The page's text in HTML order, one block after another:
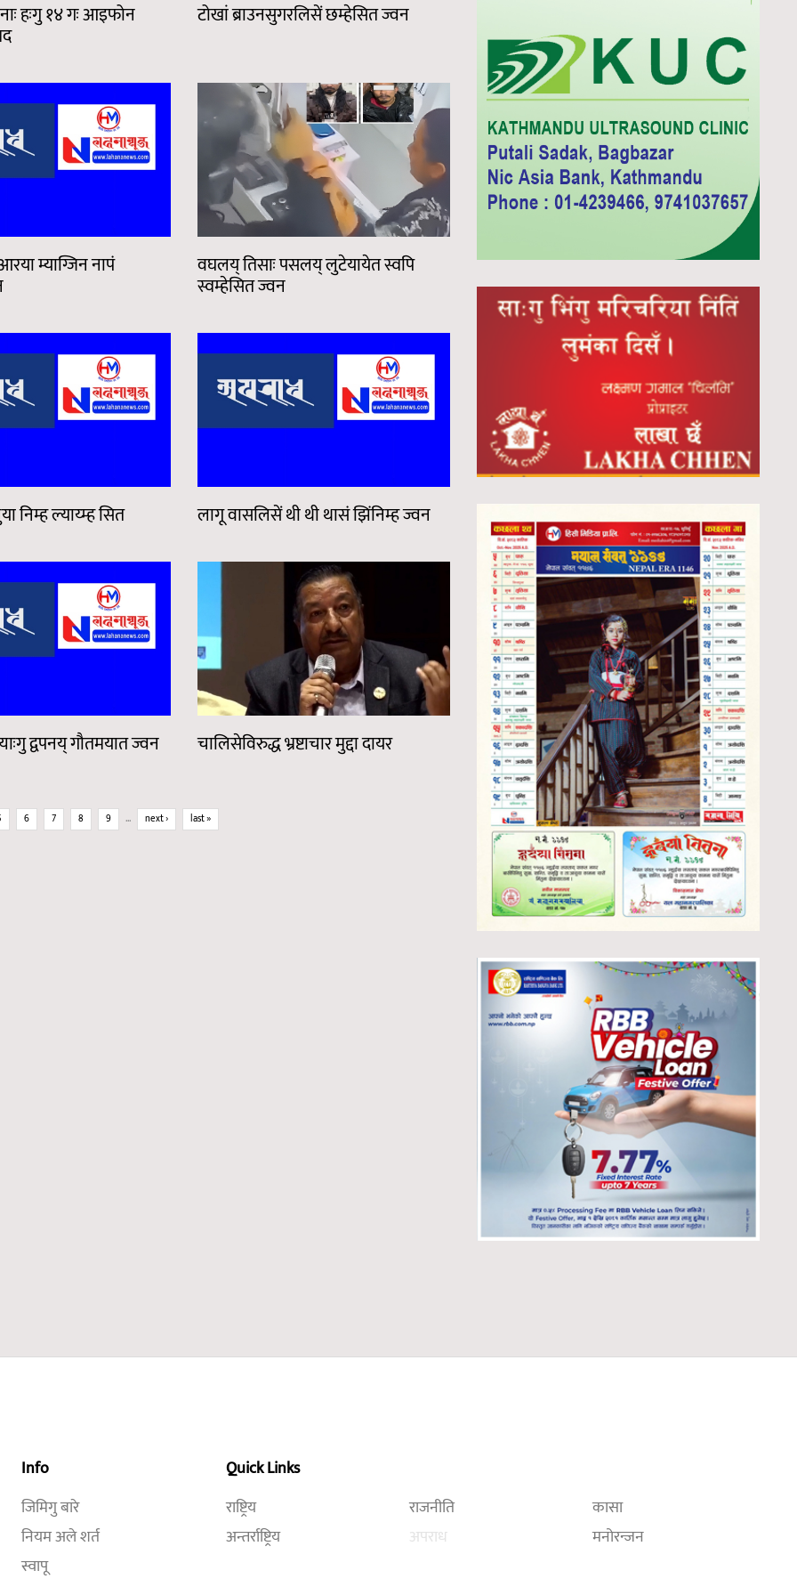
हःगु १४ गः आइफोन टोखां ब्राउनसुगरलिसें छम्हेसित ज्वन
म्याग्जिन नापं वघलय् तिसाः पसलय् लुटेयायेत स्वपि
स्वम्हेसित ज्वन
निम्ह ल्याय्म्ह सित लागू वासलिसें थी थी थासं झिंनिम्ह ज्वन
द्वपनय् गौतमयात ज्वन चालिसेविरुद्ध भ्रष्टाचार मुद्दा दायर
6 7 8 9 … next › last »
Info
जिमिगु बारे
नियम अले शर्त
स्वापू
Quick Links
राष्ट्रिय
अन्तर्राष्ट्रिय
राजनीति
अपराध
कासा
मनोरन्जन